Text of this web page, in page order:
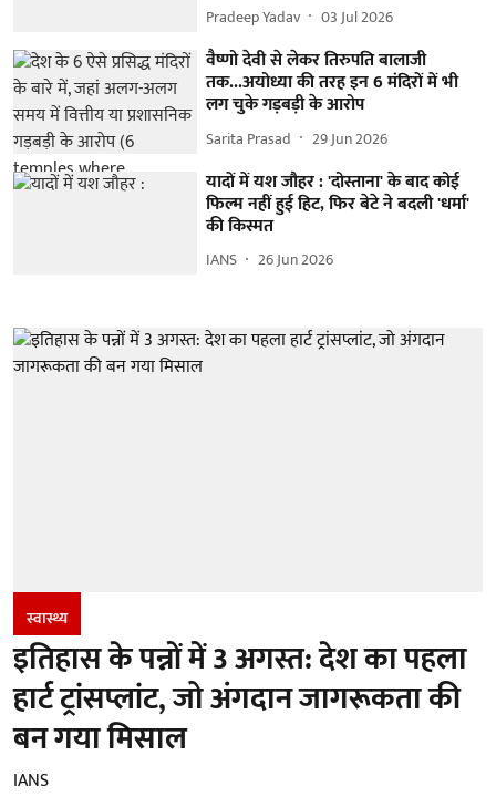
Pradeep Yadav 03 Jul 2026
वैष्णो देवी से लेकर तिरुपति बालाजी
तक...अयोध्या की तरह इन 6 मंदिरों में भी
लग चुके गड़बड़ी के आरोप
Sarita Prasad 29 Jun 2026
यादों में यश जौहर : 'दोस्ताना' के बाद कोई
फिल्म नहीं हुई हिट, फिर बेटे ने बदली 'धर्मा'
की किस्मत
IANS 26 Jun 2026
स्वास्थ्य
इतिहास के पन्नों में 3 अगस्त: देश का पहला
हार्ट ट्रांसप्लांट​, जो अंगदान जागरूकता की
बन गया मिसाल
IANS